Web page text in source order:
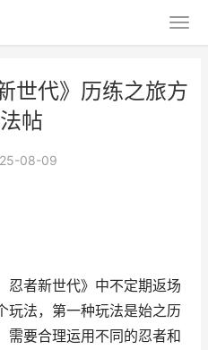
世代》历练之旅方
帖
08-09
忍者新世代》中不定期返场
玩法，第一种玩法是始之历
需要合理运用不同的忍者和